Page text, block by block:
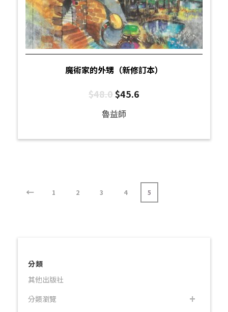
魔術家的外甥（新修訂本）
$48.0$45.6
魯益師
← 1 2 3 4 5
分類
其他出版社
分類瀏覽